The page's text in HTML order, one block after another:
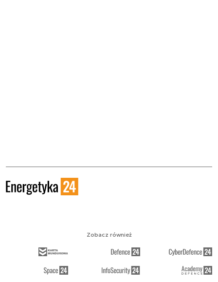
Zobacz również